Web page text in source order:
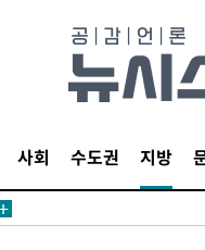
사회 수도권 지방